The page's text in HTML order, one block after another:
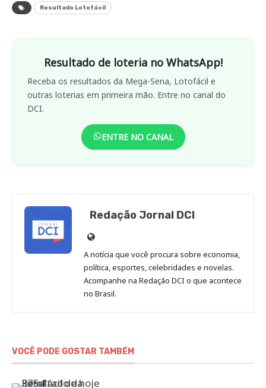
Resultado Lotofácil
Resultado de loteria no WhatsApp!
Receba os resultados da Mega-Sena, Lotofácil e
outras loterias em primeira mão. Entre no canal do
DCI.
ENTRE NO CANAL
Redação Jornal DCI
Site
de
Redação
Jornal
DCI
A notícia que você procura sobre economia,
política, esportes, celebridades e novelas.
Acompanhe na Redação DCI o que acontece
no Brasil.
VOCÊ PODE GOSTAR TAMBÉM